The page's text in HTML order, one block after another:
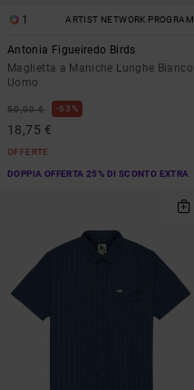
1 ARTIST NETWORK PROGRAM
Antonia Figueiredo Birds
Maglietta a Maniche Lunghe Bianco
Uomo
50,00 € 63%
18,75 €
OFFERTE
DOPPIA OFFERTA 25% DI SCONTO EXTRA